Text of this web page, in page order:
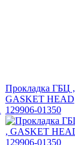
Прокладка ГБЦ ,
GASKET HEAD
129906-01350